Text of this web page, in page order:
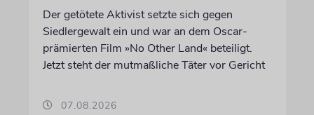
Der getötete Aktivist setzte sich gegen
Siedlergewalt ein und war an dem Oscar-
prämierten Film »No Other Land« beteiligt.
Jetzt steht der mutmaßliche Täter vor Gericht
07.08.2026